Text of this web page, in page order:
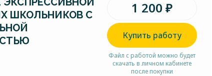
ШКОЛЬНИКОВ С
1 200 ₽
Купить работу
Файл с работой можно будет
скачать в личном кабинете
после покупки